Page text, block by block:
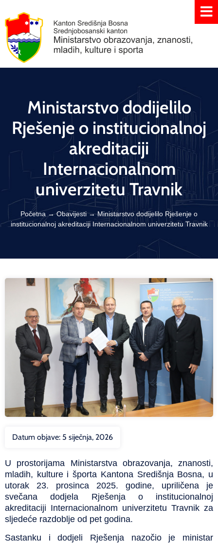
Ministarstvo dodijelilo
Rješenje o institucionalnoj
akreditaciji
Internacionalnom
univerzitetu Travnik
Početna →Obavijesti→Ministarstvo dodijelilo Rješenje o
institucionalnoj akreditaciji Internacionalnom univerzitetu Travnik
Datum objave: 5 siječnja, 2026
U prostorijama Ministarstva obrazovanja, znanosti,
mladih, kulture i športa Kantona Središnja Bosna, u
utorak 23. prosinca 2025. godine, upriličena je
svečana dodjela Rješenja o institucionalnoj
akreditaciji Internacionalnom univerzitetu Travnik za
sljedeće razdoblje od pet godina.
Sastanku i dodjeli Rješenja nazočio je ministar